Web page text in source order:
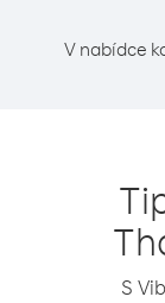
V nabídce
S